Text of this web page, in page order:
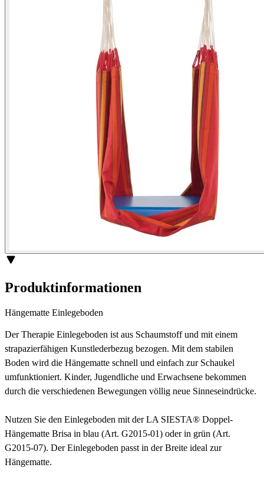
Produktinformationen
Hängematte Einlegeboden
Der Therapie Einlegeboden ist aus Schaumstoff und mit einem
strapazierfähigen Kunstlederbezug bezogen. Mit dem stabilen
Boden wird die Hängematte schnell und einfach zur Schaukel
umfunktioniert. Kinder, Jugendliche und Erwachsene bekommen
durch die verschiedenen Bewegungen völlig neue Sinneseindrücke.
Nutzen Sie den Einlegeboden mit der LA SIESTA® Doppel-
Hängematte Brisa in blau (Art. G2015-01) oder in grün (Art.
G2015-07). Der Einlegeboden passt in der Breite ideal zur
Hängematte.